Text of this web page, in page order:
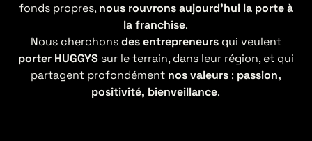
fonds propres, nous rouvrons aujourd’hui la porte à
la franchise.
Nous cherchonsdes entrepreneursqui veulent
porter HUGGYSsur le terrain, dans leur région, et qui
partagent profondément nos valeurs: passion,
positivité, bienveillance.